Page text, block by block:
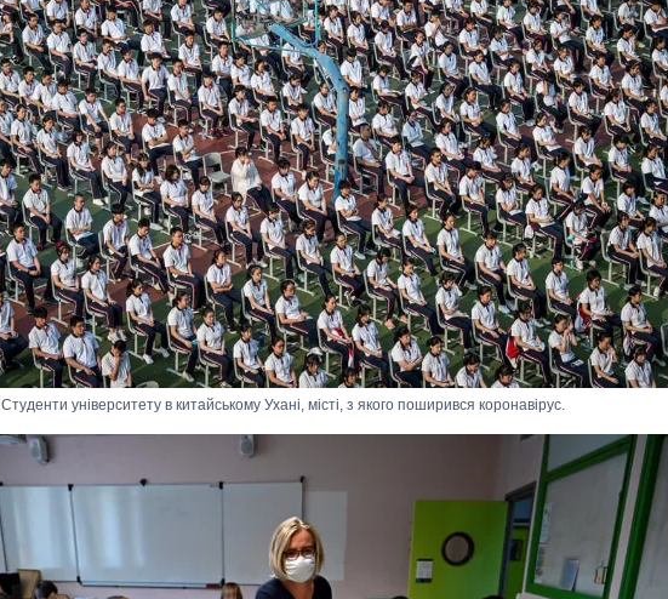
Студенти університету в китайському Ухані, місті, з якого поширився коронавірус.